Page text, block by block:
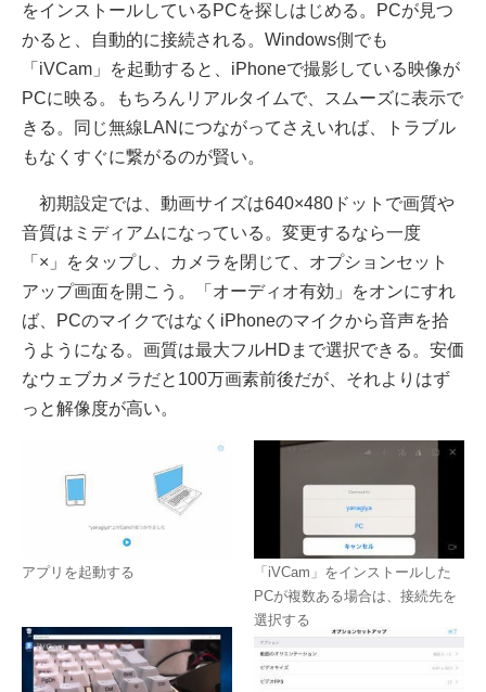
をインストールしているPCを探しはじめる。PCが見つ
かると、自動的に接続される。Windows側でも
「iVCam」を起動すると、iPhoneで撮影している映像が
PCに映る。もちろんリアルタイムで、スムーズに表示で
きる。同じ無線LANにつながってさえいれば、トラブル
もなくすぐに繋がるのが賢い。
初期設定では、動画サイズは640×480ドットで画質や
音質はミディアムになっている。変更するなら一度
「×」をタップし、カメラを閉じて、オプションセット
アップ画面を開こう。「オーディオ有効」をオンにすれ
ば、PCのマイクではなくiPhoneのマイクから音声を拾
うようになる。画質は最大フルHDまで選択できる。安価
なウェブカメラだと100万画素前後だが、それよりはず
っと解像度が高い。
アプリを起動する
「iVCam」をインストールした
PCが複数ある場合は、接続先を
選択する